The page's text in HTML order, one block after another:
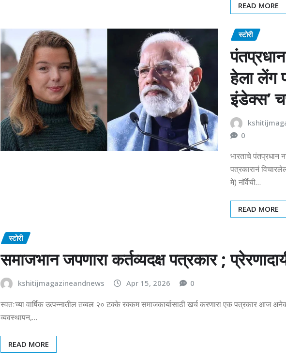
READ MORE
स्टोरी
हेला लेंग
इंडेक्स’
0
भारताचे पंतप्रधान
पत्रकारानं
मे) नॉर्वेची…
READ MORE
स्टोरी
समाजभान जपणारा कर्तव्यदक्ष पत्रकार ;
kshitijmagazineandnews Apr 15, 2026 0
स्वतःच्या वार्षिक उत्पन्नातील तब्बल २० टक्के रक्कम समाजकार्यासाठी खर्च करणारा एक पत्रकार आज
व्यवस्थापन,…
READ MORE